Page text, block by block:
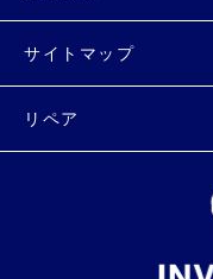
サイトマップ
リペア